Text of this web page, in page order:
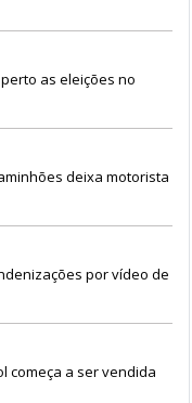
as eleições no
deixa motorista
por vídeo de
começa a ser vendida